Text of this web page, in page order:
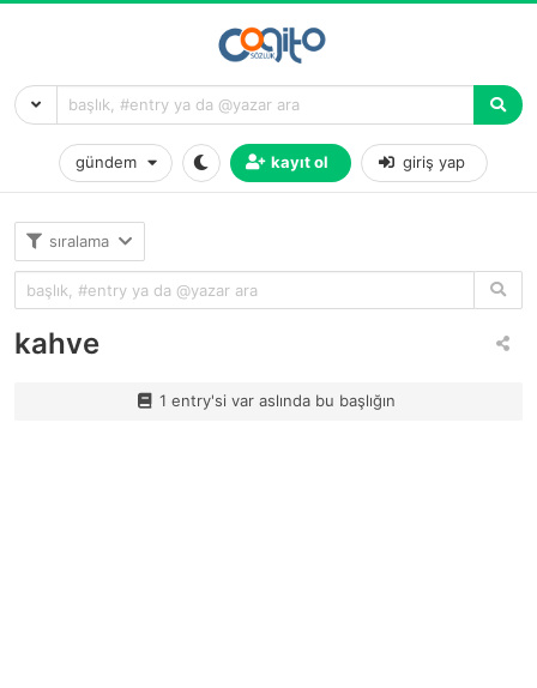
gündem kayıt ol giriş yap
sıralama
kahve
1 entry'si var aslında bu başlığın